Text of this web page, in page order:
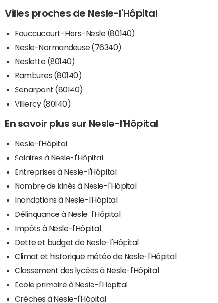
Villes proches de Nesle-l'Hôpital
Foucaucourt-Hors-Nesle (80140)
Nesle-Normandeuse (76340)
Neslette (80140)
Rambures (80140)
Senarpont (80140)
Villeroy (80140)
En savoir plus sur Nesle-l'Hôpital
Nesle-l'Hôpital
Salaires à Nesle-l'Hôpital
Entreprises à Nesle-l'Hôpital
Nombre de kinés à Nesle-l'Hôpital
Inondations à Nesle-l'Hôpital
Délinquance à Nesle-l'Hôpital
Impôts à Nesle-l'Hôpital
Dette et budget de Nesle-l'Hôpital
Climat et historique météo de Nesle-l'Hôpital
Classement des lycées à Nesle-l'Hôpital
Ecole primaire à Nesle-l'Hôpital
Crèches à Nesle-l'Hôpital